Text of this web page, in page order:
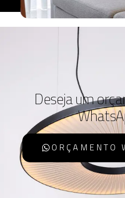
Deseja um
ORÇAMENTO